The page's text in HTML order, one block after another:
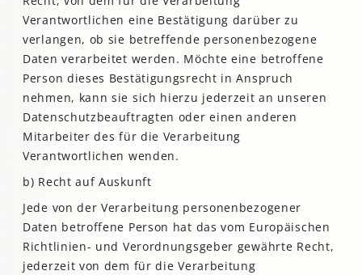
Verantwortlichen eine Bestätigung darüber zu
verlangen, ob sie betreffende personenbezogene
Daten verarbeitet werden. Möchte eine betroffene
Person dieses Bestätigungsrecht in Anspruch
nehmen, kann sie sich hierzu jederzeit an unseren
Datenschutzbeauftragten oder einen anderen
Mitarbeiter des für die Verarbeitung
Verantwortlichen wenden.
b) Recht auf Auskunft
Jede von der Verarbeitung personenbezogener
Daten betroffene Person hat das vom Europäischen
Richtlinien- und Verordnungsgeber gewährte Recht,
jederzeit von dem für die Verarbeitung